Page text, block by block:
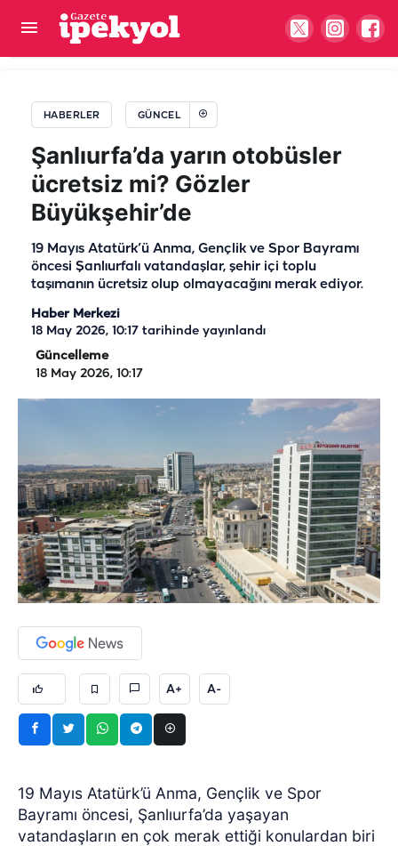
HABERLER GÜNCEL
Şanlıurfa’da yarın otobüsler
ücretsiz mi? Gözler
Büyükşehir’de
19 Mayıs Atatürk’ü Anma, Gençlik ve Spor Bayramı
öncesi Şanlıurfalı vatandaşlar, şehir içi toplu
taşımanın ücretsiz olup olmayacağını merak ediyor.
Haber Merkezi
18 May 2026, 10:17 tarihinde yayınlandı
Güncelleme
18 May 2026, 10:17
A+ A-
19 Mayıs Atatürk’ü Anma, Gençlik ve Spor
Bayramı öncesi, Şanlıurfa’da yaşayan
vatandaşların en çok merak ettiği konulardan biri
Şanlıurfa’da ‘Milyoner’ olmak isteyenler akın etti!